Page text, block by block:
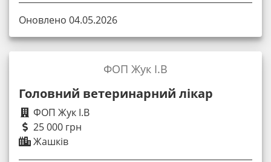
Оновлено 04.05.2026
Головний ветеринарний лікар
ФОП Жук І.В
25 000 грн
Жашків
ФОП Жук І.В